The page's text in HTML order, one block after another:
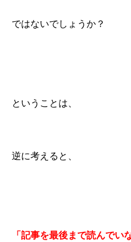
ではないでしょうか？
ということは、
逆に考えると、
「記事を最後まで読んでい